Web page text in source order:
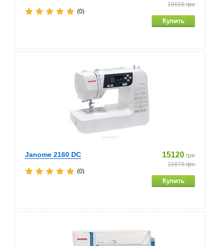
19656грн
(0)
Janome 2160 DC 15120 грн
15876грн
(0)